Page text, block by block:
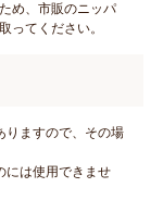
め、市販のニッパ
ってください。
りますので、その場
には使用できませ